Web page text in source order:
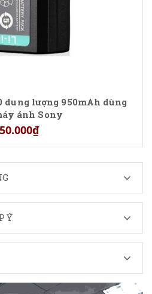
dung lượng 950mAh dùng
ảnh Sony
Ý